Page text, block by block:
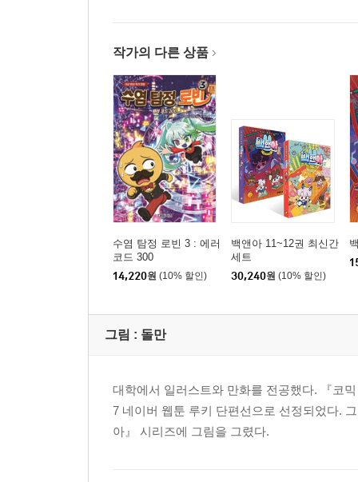
프롤로그
에필로그
슈뻘맨 뒷이야기 ①
슈뻘맨 뒷이야기 ②
도브젝트 관찰 일지
무인 편의점 24시 상식
무인 편의점 히어로 간식 도감
작가의 다른 상품
수염 탐정 로빈 3 : 에러
코드 300
14,220원 (10% 할인)
백앤아 11~12권 최신간
세트
30,240원 (10% 할인)
그림 : 돌만
대학에서 일러스트와 만화를 전공했다. 『코
7 네이버 웹툰 루키 단편선으로 선정되었다.
아』 시리즈에 그림을 그렸다.